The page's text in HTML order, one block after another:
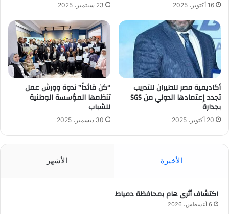
16 أكتوبر، 2025 23 سبتمبر، 2025
أكاديمية مصر للطيران للتدريب
تجدد إعتمادها الدولي من SGS
بجدارة
20 أكتوبر، 2025
“كن قائداً” ندوة وورش عمل
تنظمها المؤسسة الوطنية
للشباب
30 ديسمبر، 2025
الأخيرة الأشهر
اكتشاف أثرى هام بمحافظة دمياط
6 أغسطس، 2026